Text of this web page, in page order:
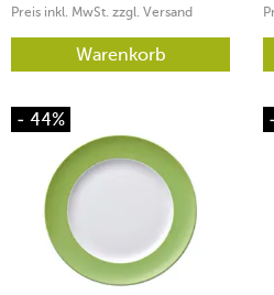
Preis inkl. MwSt. zzgl. Versand
Warenkorb
- 44%